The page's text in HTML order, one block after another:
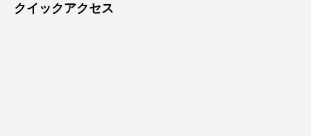
クイックアクセス